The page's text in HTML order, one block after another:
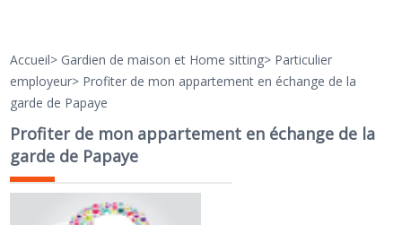
Accueil> Gardien de maison et Home sitting> Particulier
employeur> Profiter de mon appartement en échange de la
garde de Papaye
Profiter de mon appartement en échange de la
garde de Papaye